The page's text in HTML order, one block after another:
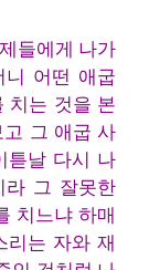
들에게 나가
니 어떤 애굽
치는 것을 본
그 애굽 사
튿날 다시 나
라 그 잘못한
치느냐 하매
리는 자와 재